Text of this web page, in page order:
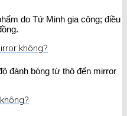
do Tứ Minh gia công; điều
không?
đánh bóng từ thô đến mirror